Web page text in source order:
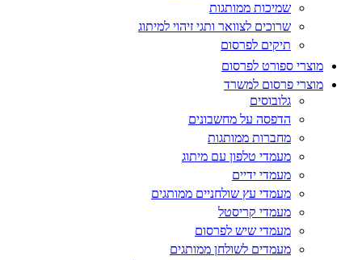
שמיכות ממותגות
שרוכים לצוואר ותגי זיהוי למיתוג
תיקים לפרסום
מוצרי ספורט לפרסום
מוצרי פרסום למשרד
גלובוסים
הדפסה על מחשבונים
מחברות ממותגות
מעמדי טלפון עם מיתוג
מעמדי ידיים
מעמדי עץ שולחניים ממותגים
מעמדי קריסטל
מעמדי שיש לפרסום
מעמדים לשולחן ממותגים